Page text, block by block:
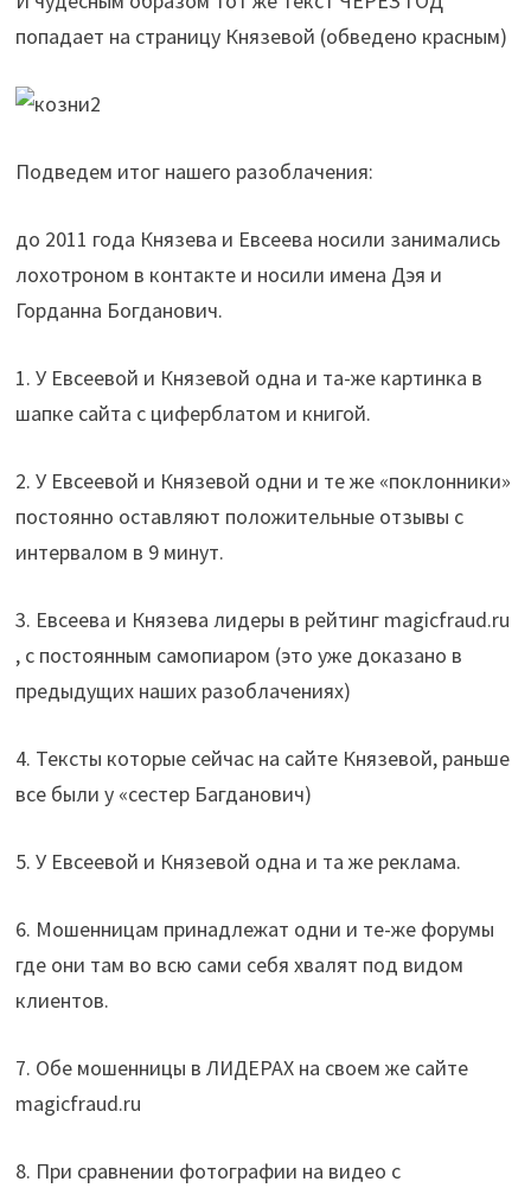
попадает на страницу Князевой (обведено красным)
Подведем итог нашего разоблачения:
до 2011 года Князева и Евсеева носили занимались
лохотроном в контакте и носили имена Дэя и
Горданна Богданович.
1. У Евсеевой и Князевой одна и та-же картинка в
шапке сайта с циферблатом и книгой.
2. У Евсеевой и Князевой одни и те же «поклонники»
постоянно оставляют положительные отзывы с
интервалом в 9 минут.
3. Евсеева и Князева лидеры в рейтинг magicfraud.ru
, с постоянным самопиаром (это уже доказано в
предыдущих наших разоблачениях)
4. Тексты которые сейчас на сайте Князевой, раньше
все были у «сестер Багданович)
5. У Евсеевой и Князевой одна и та же реклама.
6. Мошенницам принадлежат одни и те-же форумы
где они там во всю сами себя хвалят под видом
клиентов.
7. Обе мошенницы в ЛИДЕРАХ на своем же сайте
magicfraud.ru
8. При сравнении фотографии на видео с